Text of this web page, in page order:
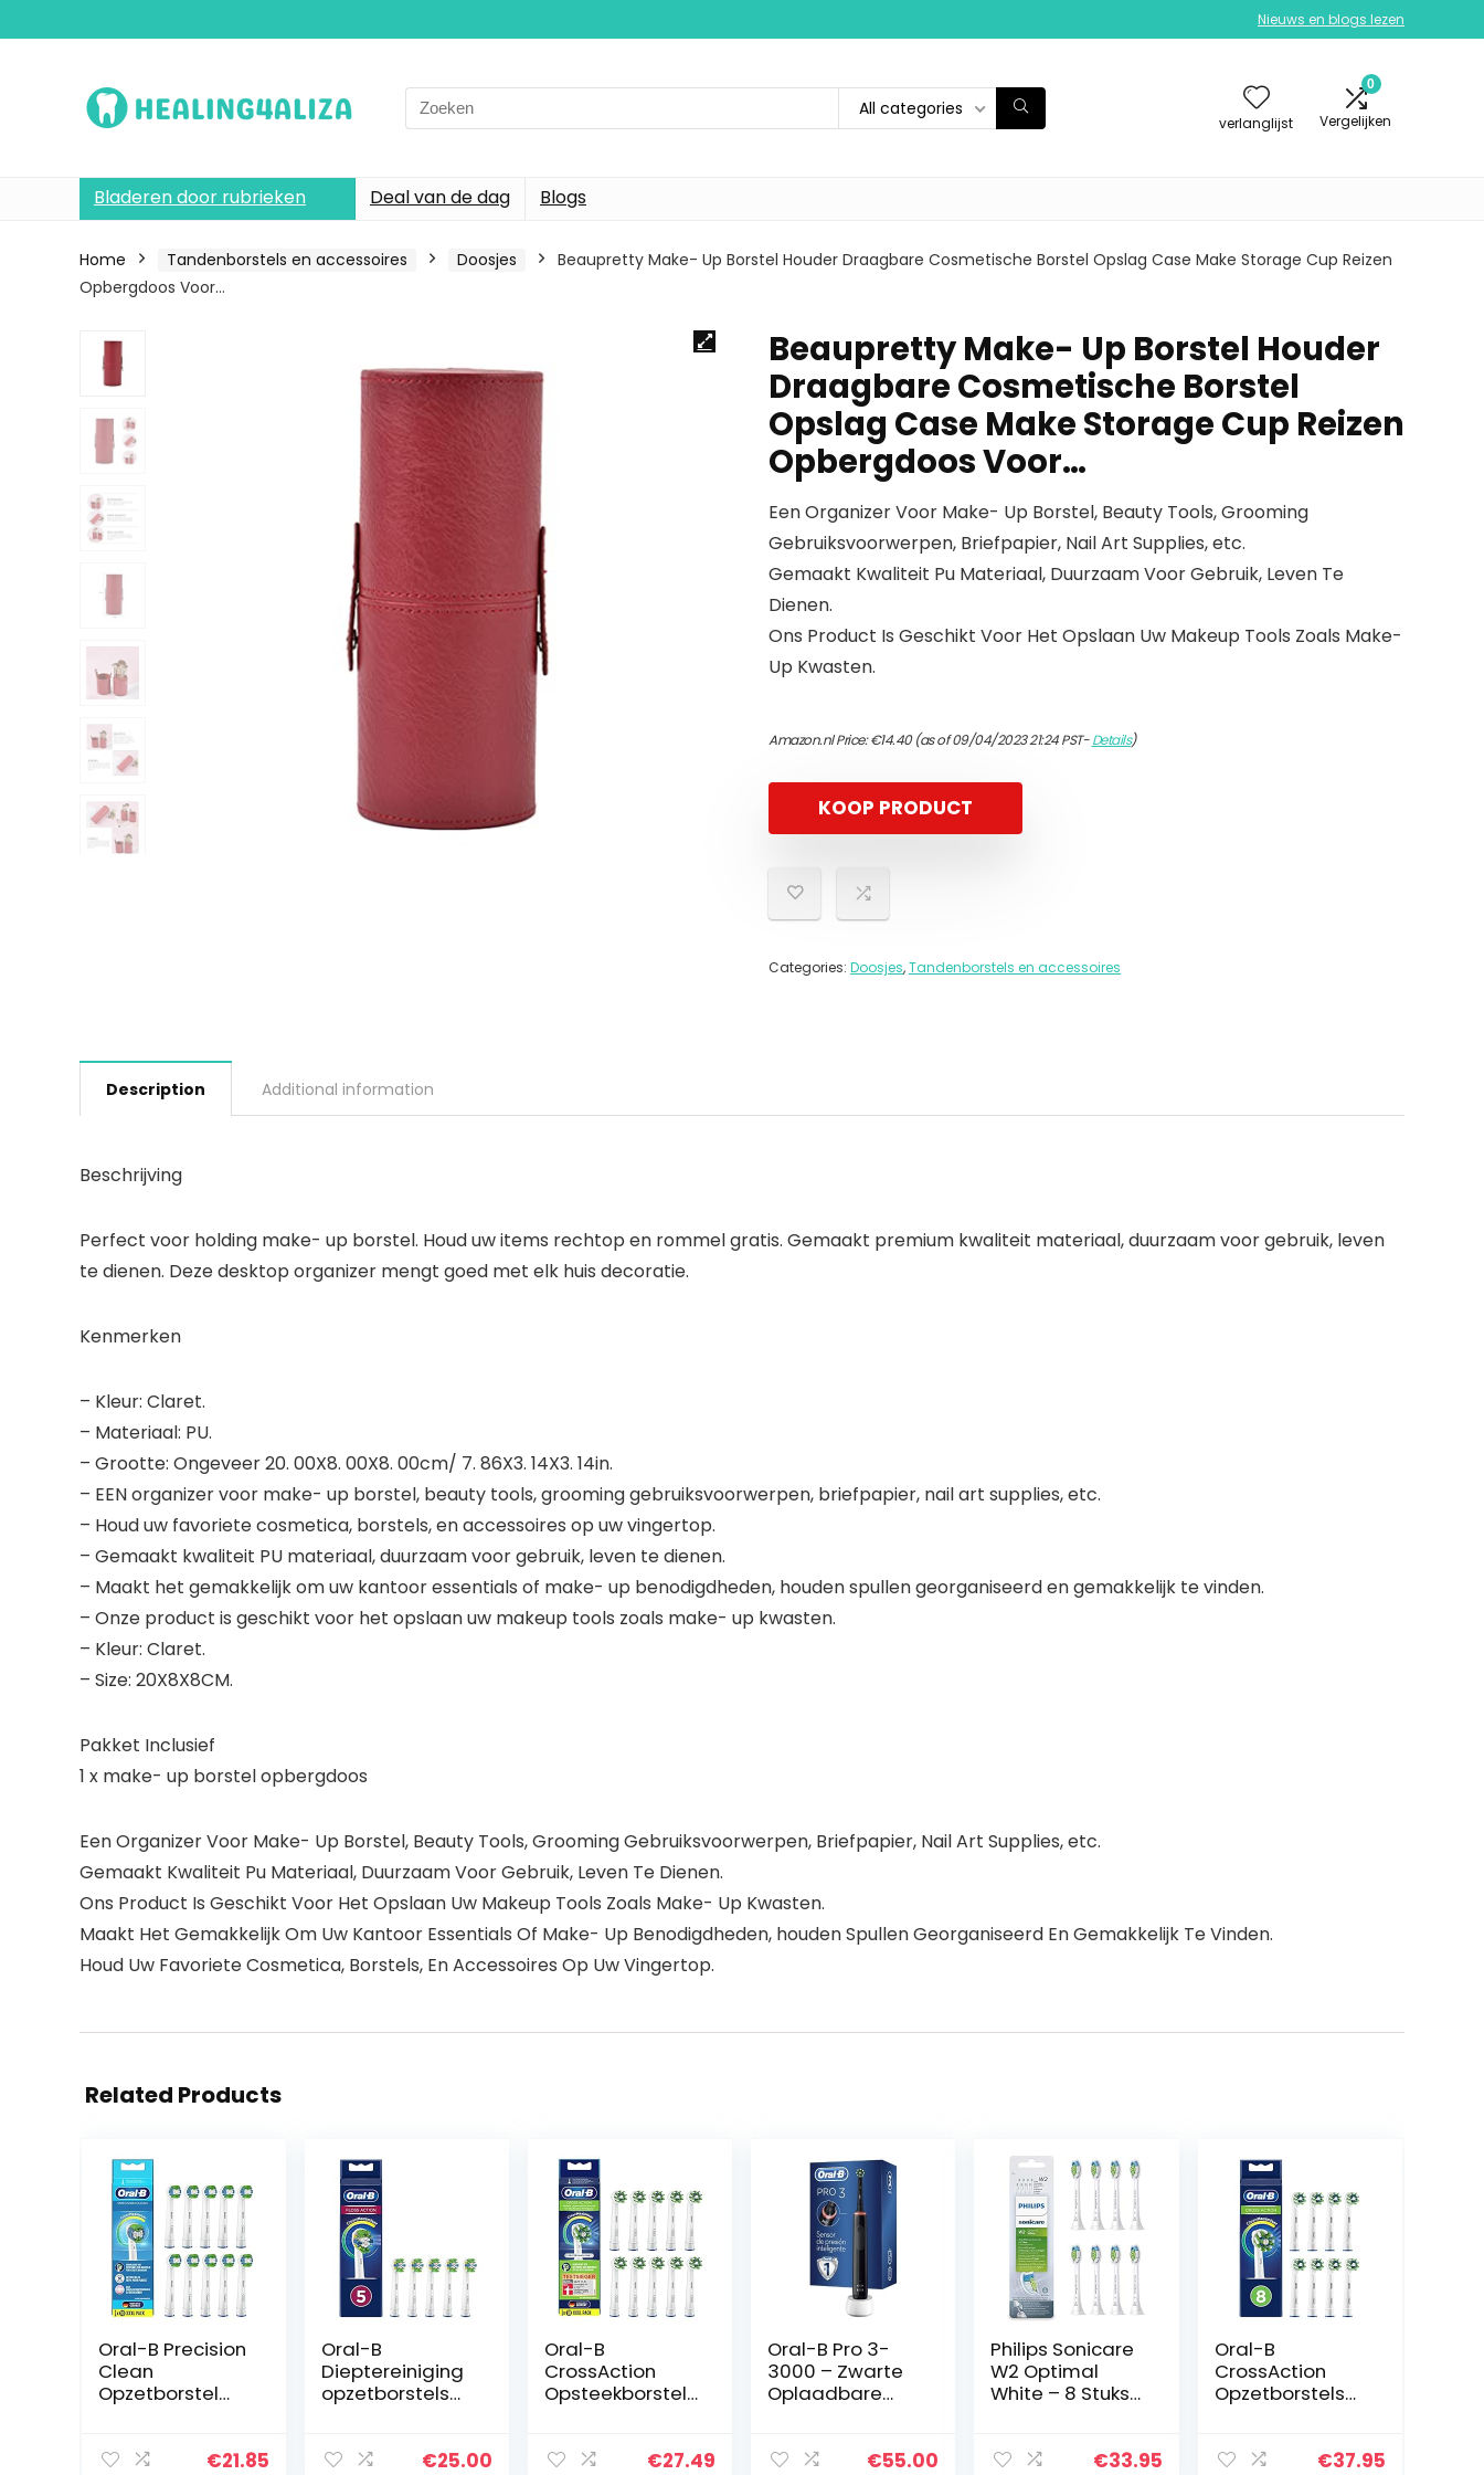
Nieuws en blogs lezen
Search
for:
All categories
verlanglijst
0
Vergelijken
Bladeren door rubrieken Deal van de dag Blogs
Home Tandenborstels en accessoires Doosjes
Beaupretty Make- Up Borstel Houder Draagbare Cosmetische Borstel Opslag Case Make Storage Cup Reizen
Opbergdoos Voor…
Beaupretty Make- Up Borstel Houder
Draagbare Cosmetische Borstel
Opslag Case Make Storage Cup Reizen
Opbergdoos Voor…
Een Organizer Voor Make- Up Borstel, Beauty Tools, Grooming
Gebruiksvoorwerpen, Briefpapier, Nail Art Supplies, etc.
Gemaakt Kwaliteit Pu Materiaal, Duurzaam Voor Gebruik, Leven Te
Dienen.
Ons Product Is Geschikt Voor Het Opslaan Uw Makeup Tools Zoals Make-
Up Kwasten.
Amazon.nl Price:€14.40(as of 09/04/2023 21:24 PST-Details)
KOOP PRODUCT
Categories: Doosjes,Tandenborstels en accessoires
Description Additional information
Beschrijving
Perfect voor holding make- up borstel. Houd uw items rechtop en rommel gratis. Gemaakt premium kwaliteit materiaal, duurzaam voor gebruik, leven
te dienen. Deze desktop organizer mengt goed met elk huis decoratie.
Kenmerken
– Kleur: Claret.
– Materiaal: PU.
– Grootte: Ongeveer 20. 00X8. 00X8. 00cm/ 7. 86X3. 14X3. 14in.
– EEN organizer voor make- up borstel, beauty tools, grooming gebruiksvoorwerpen, briefpapier, nail art supplies, etc.
– Houd uw favoriete cosmetica, borstels, en accessoires op uw vingertop.
– Gemaakt kwaliteit PU materiaal, duurzaam voor gebruik, leven te dienen.
– Maakt het gemakkelijk om uw kantoor essentials of make- up benodigdheden, houden spullen georganiseerd en gemakkelijk te vinden.
– Onze product is geschikt voor het opslaan uw makeup tools zoals make- up kwasten.
– Kleur: Claret.
– Size: 20X8X8CM.
Pakket Inclusief
1 x make- up borstel opbergdoos
Een Organizer Voor Make- Up Borstel, Beauty Tools, Grooming Gebruiksvoorwerpen, Briefpapier, Nail Art Supplies, etc.
Gemaakt Kwaliteit Pu Materiaal, Duurzaam Voor Gebruik, Leven Te Dienen.
Ons Product Is Geschikt Voor Het Opslaan Uw Makeup Tools Zoals Make- Up Kwasten.
Maakt Het Gemakkelijk Om Uw Kantoor Essentials Of Make- Up Benodigdheden, houden Spullen Georganiseerd En Gemakkelijk Te Vinden.
Houd Uw Favoriete Cosmetica, Borstels, En Accessoires Op Uw Vingertop.
Related Products
Oral-B Precision
Clean
Opzetborstel
-technologie,
€21.85
Oral-B
Dieptereiniging
opzetborstels
-borstelharen
€25.00
Oral-B
CrossAction
Opsteekborstels
10 stuks,
€27.49
Oral-B Pro 3-
3000 – Zwarte
Oplaadbare
Handvat Met
€55.00
Philips Sonicare
W2 Optimal
White – 8 Stuks
Selecteer
€33.95
Oral-B
CrossAction
Opzetborstels
-technologie,
€37.95